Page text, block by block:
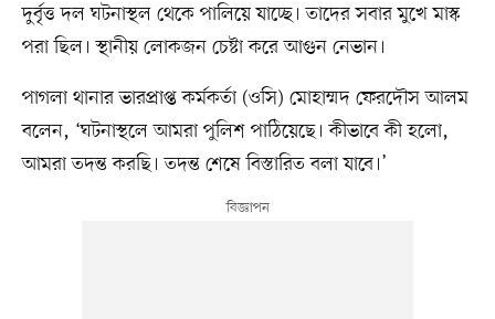
দুর্বৃত্ত দল ঘটনাস্থল থেকে পালিয়ে যাচ্ছে। তাদের সবার মুখে মাস্ক
পরা ছিল। স্থানীয় লোকজন চেষ্টা করে আগুন নেভান।
পাগলা থানার ভারপ্রাপ্ত কর্মকর্তা (ওসি) মোহাম্মদ ফেরদৌস আলম
বলেন, ‘ঘটনাস্থলে আমরা পুলিশ পাঠিয়েছে। কীভাবে কী হলো,
আমরা তদন্ত করছি। তদন্ত শেষে বিস্তারিত বলা যাবে।’